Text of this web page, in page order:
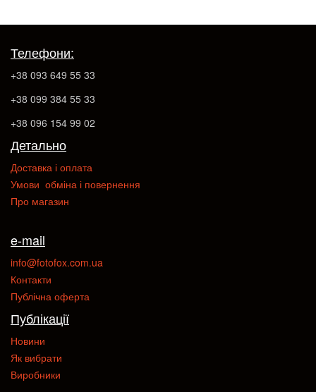
Телефони:
+38 093 649 55 33
+38 099 384 55 33
+38 096 154 99 02
Детально
Доставка і оплата
Умови обміна і повернення
Про магазин
e-mail
info@fotofox.com.ua
Контакти
Публічна оферта
Публікації
Новини
Як вибрати
Виробники